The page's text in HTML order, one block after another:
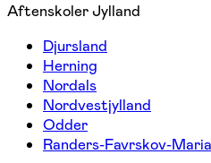
Aftenskoler Jylland
Djursland
Herning
Nordals
Nordvestjylland
Odder
Randers-Favrskov-